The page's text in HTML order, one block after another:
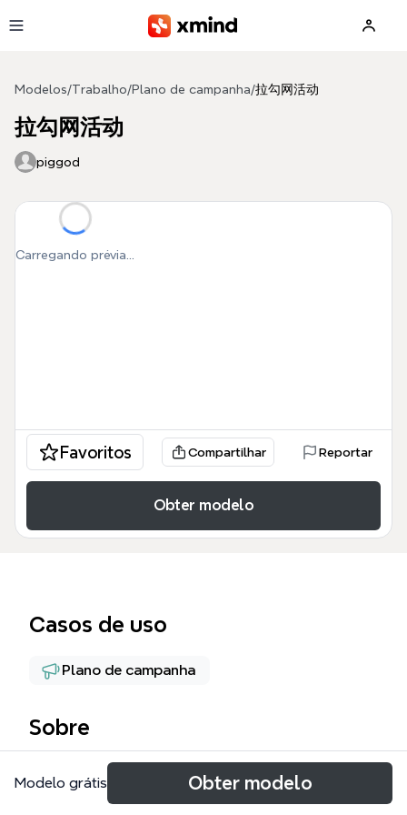
Modelos/Trabalho/Plano de campanha/拉勾网活动
拉勾网活动
piggod
Carregando prévia...
Favoritos Compartilhar Reportar
Obter modelo
Casos de uso
Plano de campanha
Sobre
拉勾网活动模板是Xmind上一份专为互联网招聘平台活
动策划设计的思维导图，涵盖从合同签订到投放复盘的
Modelo grátis Obter modelo